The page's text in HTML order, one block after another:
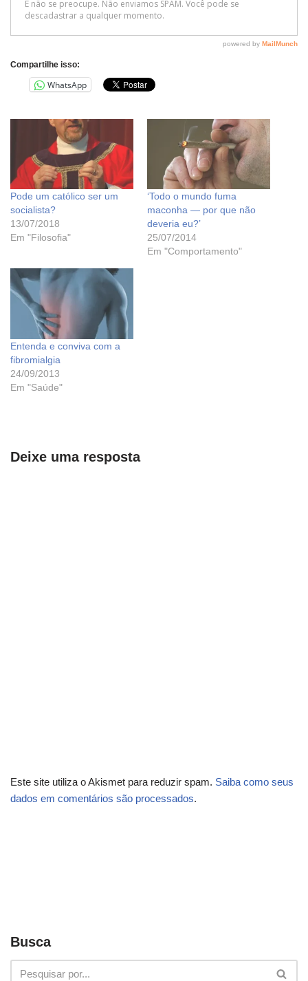
Compartilhe isso:
WhatsApp
Pode um católico ser um
socialista?
13/07/2018
Em "Filosofia"
‘Todo o mundo fuma
maconha — por que não
deveria eu?’
25/07/2014
Em "Comportamento"
Entenda e conviva com a
fibromialgia
24/09/2013
Em "Saúde"
Deixe uma resposta
Este site utiliza o Akismet para reduzir spam. Saiba como seus
dados em comentários são processados.
Busca